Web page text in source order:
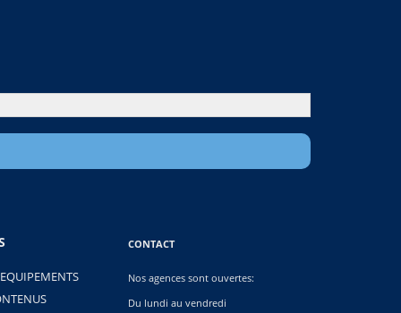
CONTACT
Nos agences sont ouvertes:
Du lundi au vendredi